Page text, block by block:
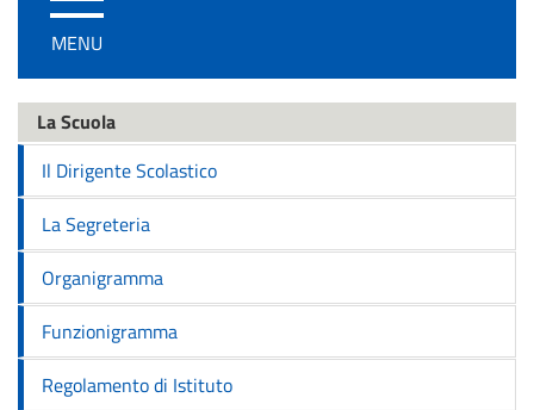
/
disattiva
navigazione
MENU
La Scuola
Il Dirigente Scolastico
La Segreteria
Organigramma
Funzionigramma
Regolamento di Istituto